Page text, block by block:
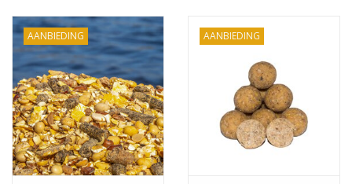
Range
Cadeaubon
Summer Deals
BLOG
AANBIEDING AANBIEDING